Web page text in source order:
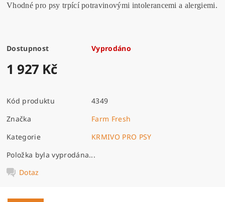
Vhodné pro psy trpící potravinovými intolerancemi a alergiemi.
Dostupnost Vyprodáno
1 927 Kč
Kód produktu
4349
Značka
Farm Fresh
Kategorie
KRMIVO PRO PSY
Položka byla vyprodána...
Dotaz